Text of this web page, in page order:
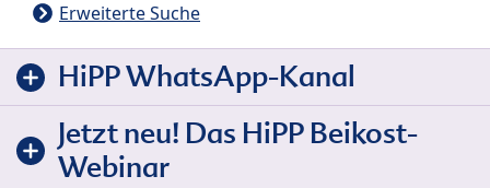
Erweiterte Suche
HiPP WhatsApp-Kanal
Jetzt neu! Das HiPP Beikost-
Webinar